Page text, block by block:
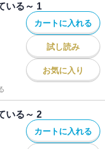
いる～ 1
カートに入れる
試し読み
お気に入り
いる～ 2
カートに入れる